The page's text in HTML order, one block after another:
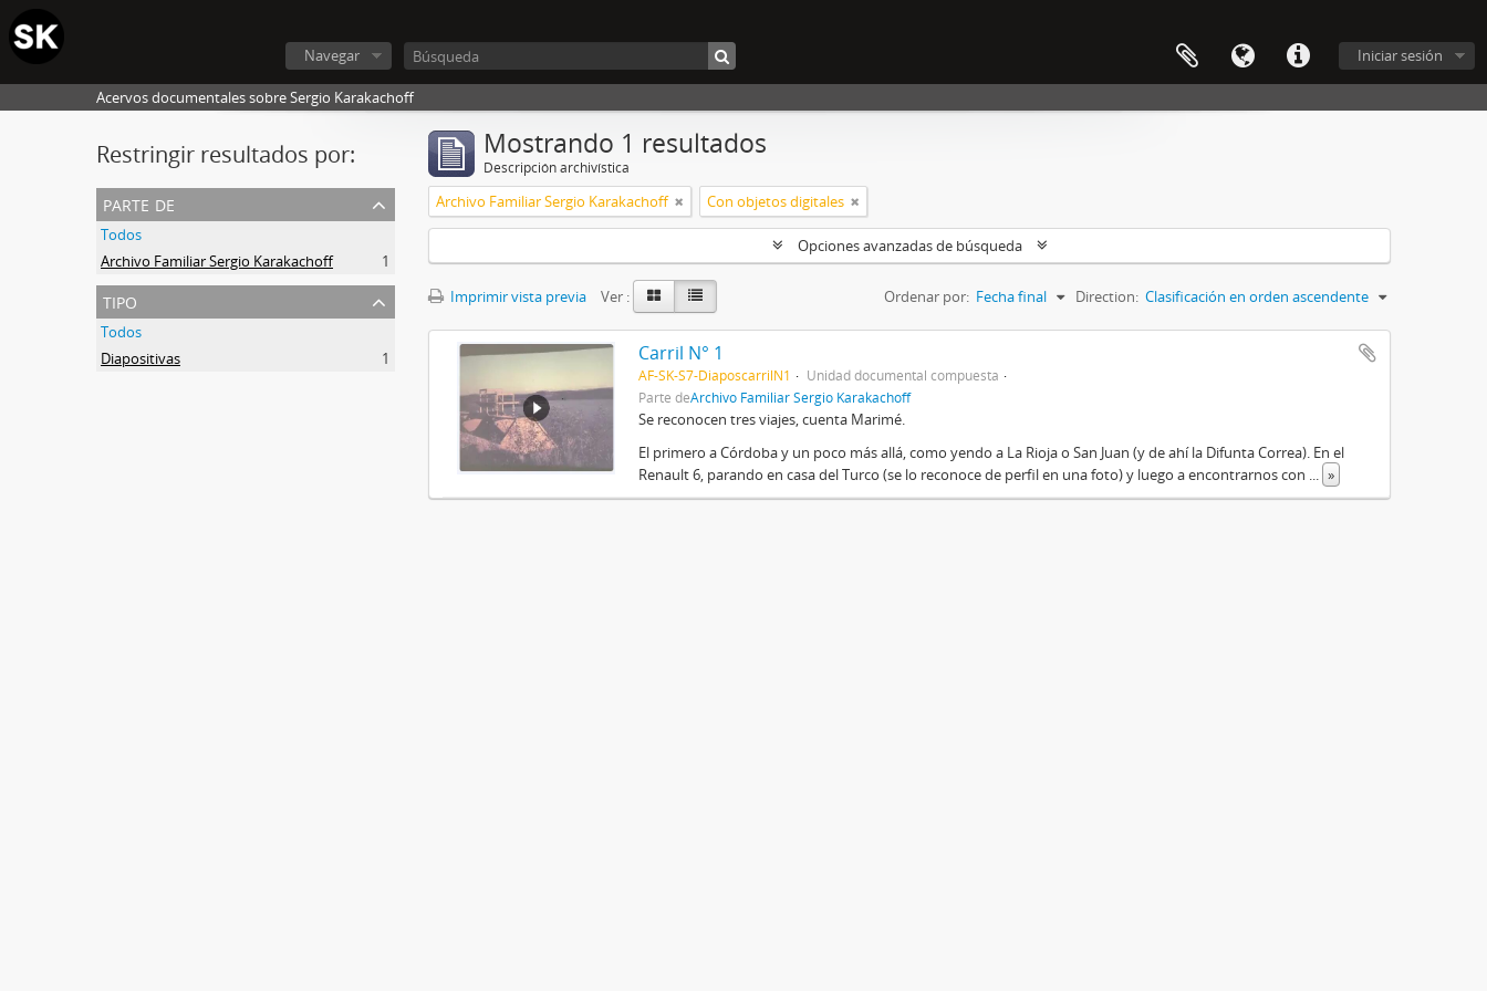
Iniciar sesión
Navegar
Acervos documentales sobre Sergio Karakachoff
Restringir resultados por:
parte de
Todos
Archivo Familiar Sergio Karakachoff
1
tipo
Todos
Diapositivas
1
Mostrando 1 resultados
Descripción archivística
Archivo Familiar Sergio Karakachoff Con objetos digitales
Opciones avanzadas de búsqueda
Imprimir vista previa Ver : Ordenar por: Fecha final Direction: Clasificación en orden ascendente
Carril N° 1
AF-SK-S7-DiaposcarrilN1
Unidad documental compuesta
Parte deArchivo Familiar Sergio Karakachoff
Se reconocen tres viajes, cuenta Marimé.
El primero a Córdoba y un poco más allá, como yendo a La Rioja o San Juan (y de ahí la Difunta Correa). En el
Renault 6, parando en casa del Turco (se lo reconoce de perfil en una foto) y luego a encontrarnos con ... »